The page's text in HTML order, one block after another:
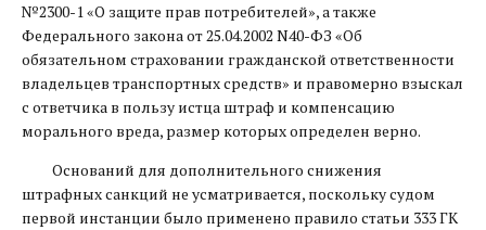
№2300-1 «О защите прав потребителей», а также
Федерального закона от 25.04.2002 N40-ФЗ «Об
обязательном страховании гражданской ответственности
владельцев транспортных средств» и правомерно взыскал
с ответчика в пользу истца штраф и компенсацию
морального вреда, размер которых определен верно.
Оснований для дополнительного снижения
штрафных санкций не усматривается, поскольку судом
первой инстанции было применено правило статьи 333 ГК